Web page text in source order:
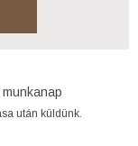
munkanap
után küldünk.